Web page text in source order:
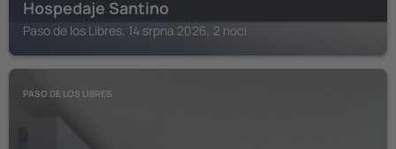
Hospedaje Santino
Paso de los Libres, 14 srpna 2026, 2 noci
PASO DE LOS LIBRES